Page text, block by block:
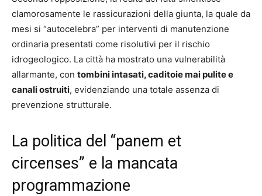
clamorosamente le rassicurazioni della giunta, la quale da
mesi si “autocelebra” per interventi di manutenzione
ordinaria presentati come risolutivi per il rischio
idrogeologico. La città ha mostrato una vulnerabilità
allarmante, con tombini intasati, caditoie mai pulite e
canali ostruiti, evidenziando una totale assenza di
prevenzione strutturale.
La politica del “panem et
circenses” e la mancata
programmazione